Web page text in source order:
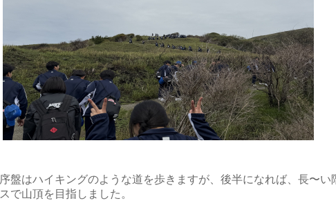
序盤はハイキングのような道を歩きますが、後半になれば、長〜
スで山頂を目指しました。